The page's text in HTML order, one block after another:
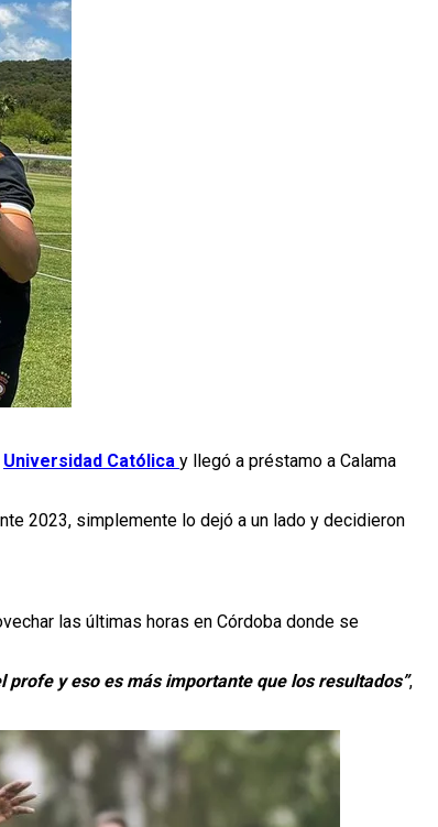
Universidad Católica y llegó a préstamo a Calama
2023, simplemente lo dejó a un lado y decidieron
las últimas horas en Córdoba donde se
y eso es más importante que los resultados”,